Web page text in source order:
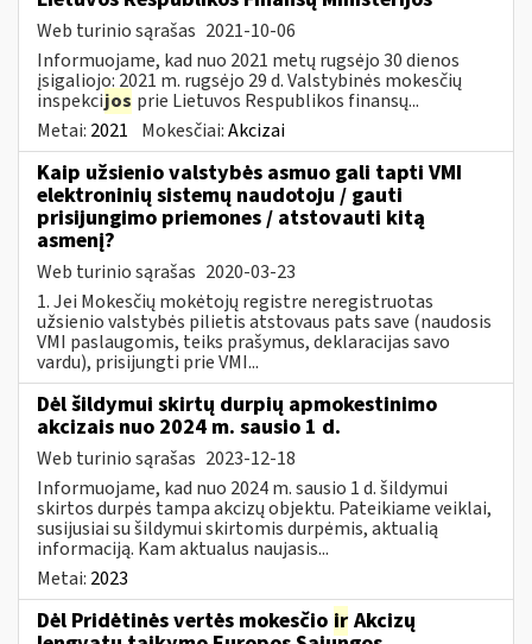
Web turinio sąrašas 2021-10-06
Informuojame, kad nuo 2021 metų rugsėjo 30 dienos
įsigaliojo: 2021 m. rugsėjo 29 d. Valstybinės mokesčių
inspekcijos prie Lietuvos Respublikos finansų...
Metai: 2021 Mokesčiai:Akcizai
Kaip užsienio valstybės asmuo gali tapti VMI
elektroninių sistemų naudotoju / gauti
prisijungimo priemones / atstovauti kitą
asmenį?
Web turinio sąrašas 2020-03-23
1. Jei Mokesčių mokėtojų registre neregistruotas
užsienio valstybės pilietis atstovaus pats save (naudosis
VMI paslaugomis, teiks prašymus, deklaracijas savo
vardu), prisijungti prie VMI...
Dėl šildymui skirtų durpių apmokestinimo
akcizais nuo 2024 m. sausio 1 d.
Web turinio sąrašas 2023-12-18
Informuojame, kad nuo 2024 m. sausio 1 d. šildymui
skirtos durpės tampa akcizų objektu. Pateikiame veiklai,
susijusiai su šildymui skirtomis durpėmis, aktualią
informaciją. Kam aktualus naujasis...
Metai: 2023
Dėl Pridėtinės vertės mokesčio ir Akcizų